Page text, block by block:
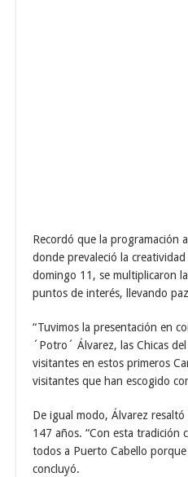
Recordó que la programación
donde prevaleció la
domingo 11, se multiplicaron
puntos de interés, llevando
“Tuvimos la presentación en
´Potro´ Álvarez, las Chicas
visitantes en estos primeros
visitantes que han escogido
De igual modo, Álvarez
147 años. “Con esta tradición
todos a Puerto Cabello porque
concluyó.